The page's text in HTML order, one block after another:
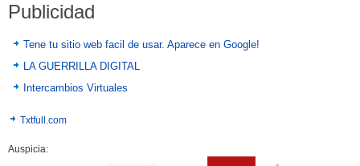
Publicidad
Tene tu sitio web facil de usar. Aparece en Google!
LA GUERRILLA DIGITAL
Intercambios Virtuales
Txtfull.com
Auspicia: